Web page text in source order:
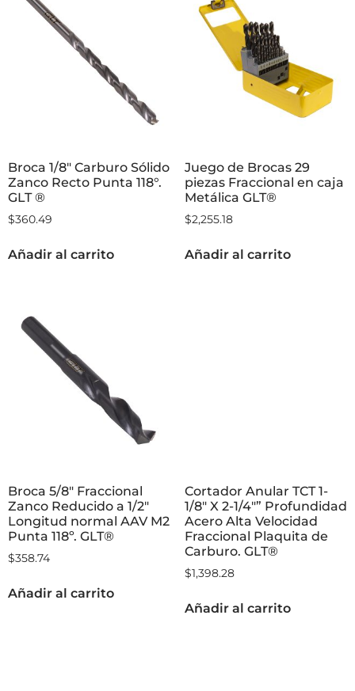
Broca 1/8″ Carburo Sólido
Zanco Recto Punta 118°.
GLT ®
$360.49
Añadir al carrito
Juego de Brocas 29
piezas Fraccional en caja
Metálica GLT®
$2,255.18
Añadir al carrito
Broca 5/8″ Fraccional
Zanco Reducido a 1/2″
Longitud normal AAV M2
Punta 118º. GLT®
$358.74
Añadir al carrito
Cortador Anular TCT 1-
1/8″ X 2-1/4″” Profundidad
Acero Alta Velocidad
Fraccional Plaquita de
Carburo. GLT®
$1,398.28
Añadir al carrito